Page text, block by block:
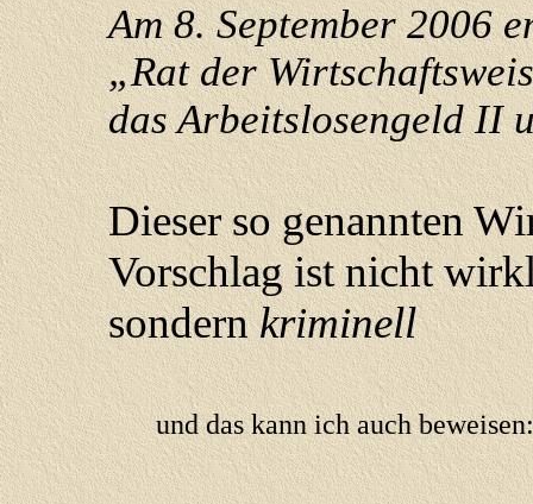
Am 8. September 2006
„Rat der
das Arbeitslosengeld II
Dieser so genannten
Vorschlag ist nicht
sondernkriminell
und das kann ich auch beweisen: